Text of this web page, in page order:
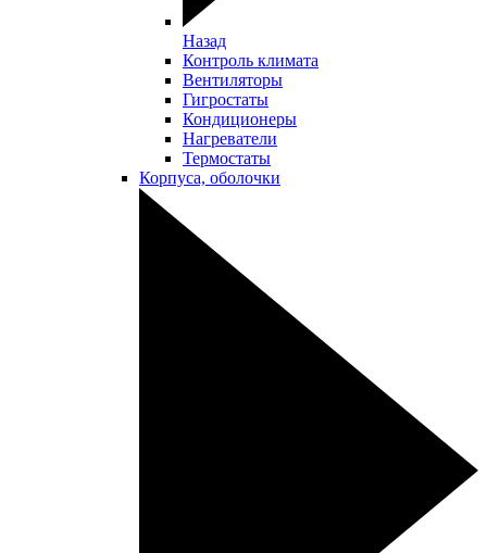
Назад
Контроль климата
Вентиляторы
Гигростаты
Кондиционеры
Нагреватели
Термостаты
Корпуса, оболочки